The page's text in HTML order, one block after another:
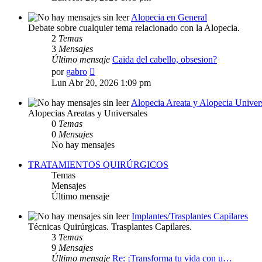
Alopecia en General
Debate sobre cualquier tema relacionado con la Alopecia.
2 Temas
3 Mensajes
Último mensaje Caida del cabello, obsesion?
por gabro
último
Lun Abr 20, 2026 1:09 pm
Alopecia Areata y Alopecia
Alopecias Areatas y Universales
0 Temas
0 Mensajes
No hay mensajes
TRATAMIENTOS QUIRÚRGICOS
Temas
Mensajes
Último mensaje
Implantes/Trasplantes Capilares
Técnicas Quirúrgicas. Trasplantes Capilares.
3 Temas
9 Mensajes
Último mensaje Re: ¡Transforma tu vida con u…